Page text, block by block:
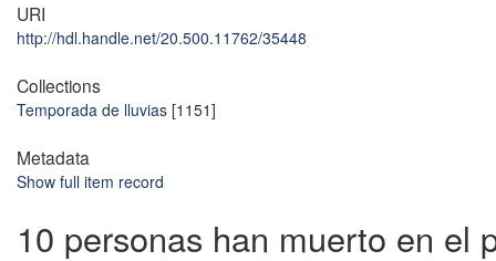
URI
http://hdl.handle.net/20.500.11762/35448
Collections
Temporada de lluvias [1151]
Metadata
Show full item record
10 personas han muerto en el